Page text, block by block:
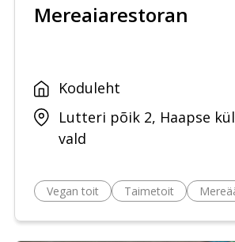
Mereaiarestoran
Koduleht
Lutteri põik 2, Haapse
vald
Vegan toit Taimetoit